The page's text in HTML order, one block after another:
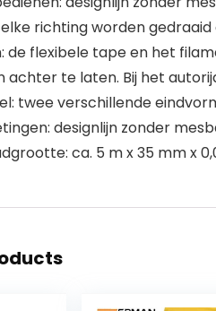
richting worden
de flexibele tape en het
achter te laten. Bij het
twee verschillende
designlijn zonder
ca. 5 m x 35 mm x